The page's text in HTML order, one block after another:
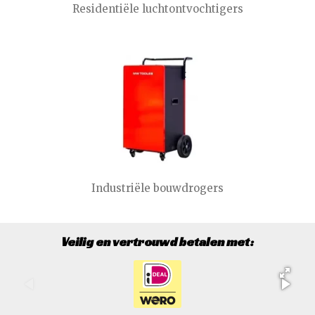
Residentiële luchtontvochtigers
Industriële bouwdrogers
Veilig en vertrouwd betalen met: